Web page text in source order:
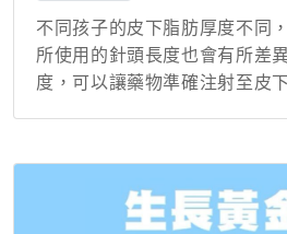
不同孩子的皮下脂肪厚度不同
所使用的針頭長度也會有所差
度，可以讓藥物準確注射至皮